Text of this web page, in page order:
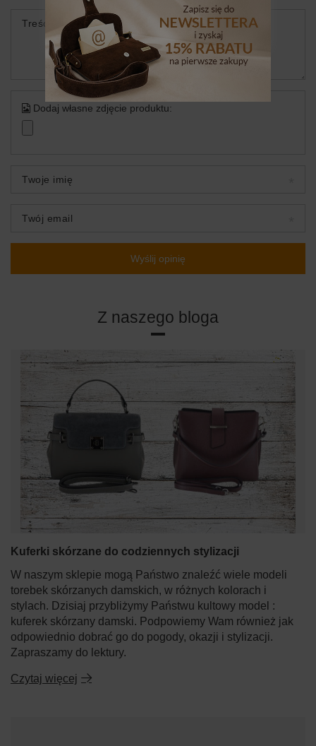
Treść twojej opinii
Dodaj własne zdjęcie produktu:
Twoje imię
Twój email
Wyślij opinię
Z naszego bloga
Kuferki skórzane do codziennych stylizacji
W naszym sklepie mogą Państwo znaleźć wiele modeli
torebek skórzanych damskich, w różnych kolorach i
stylach. Dzisiaj przybliżymy Państwu kultowy model :
kuferek skórzany damski. Podpowiemy Wam również jak
odpowiednio dobrać go do pogody, okazji i stylizacji.
Zapraszamy do lektury.
Czytaj więcej